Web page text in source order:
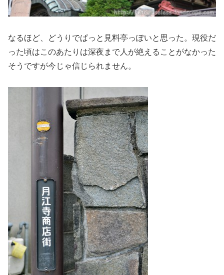
なるほど、どうりでぱっと見料亭っぽいと思った。現役だ
った頃はこのあたりは深夜まで人が絶えることがなかった
そうですが今じゃ信じられません。